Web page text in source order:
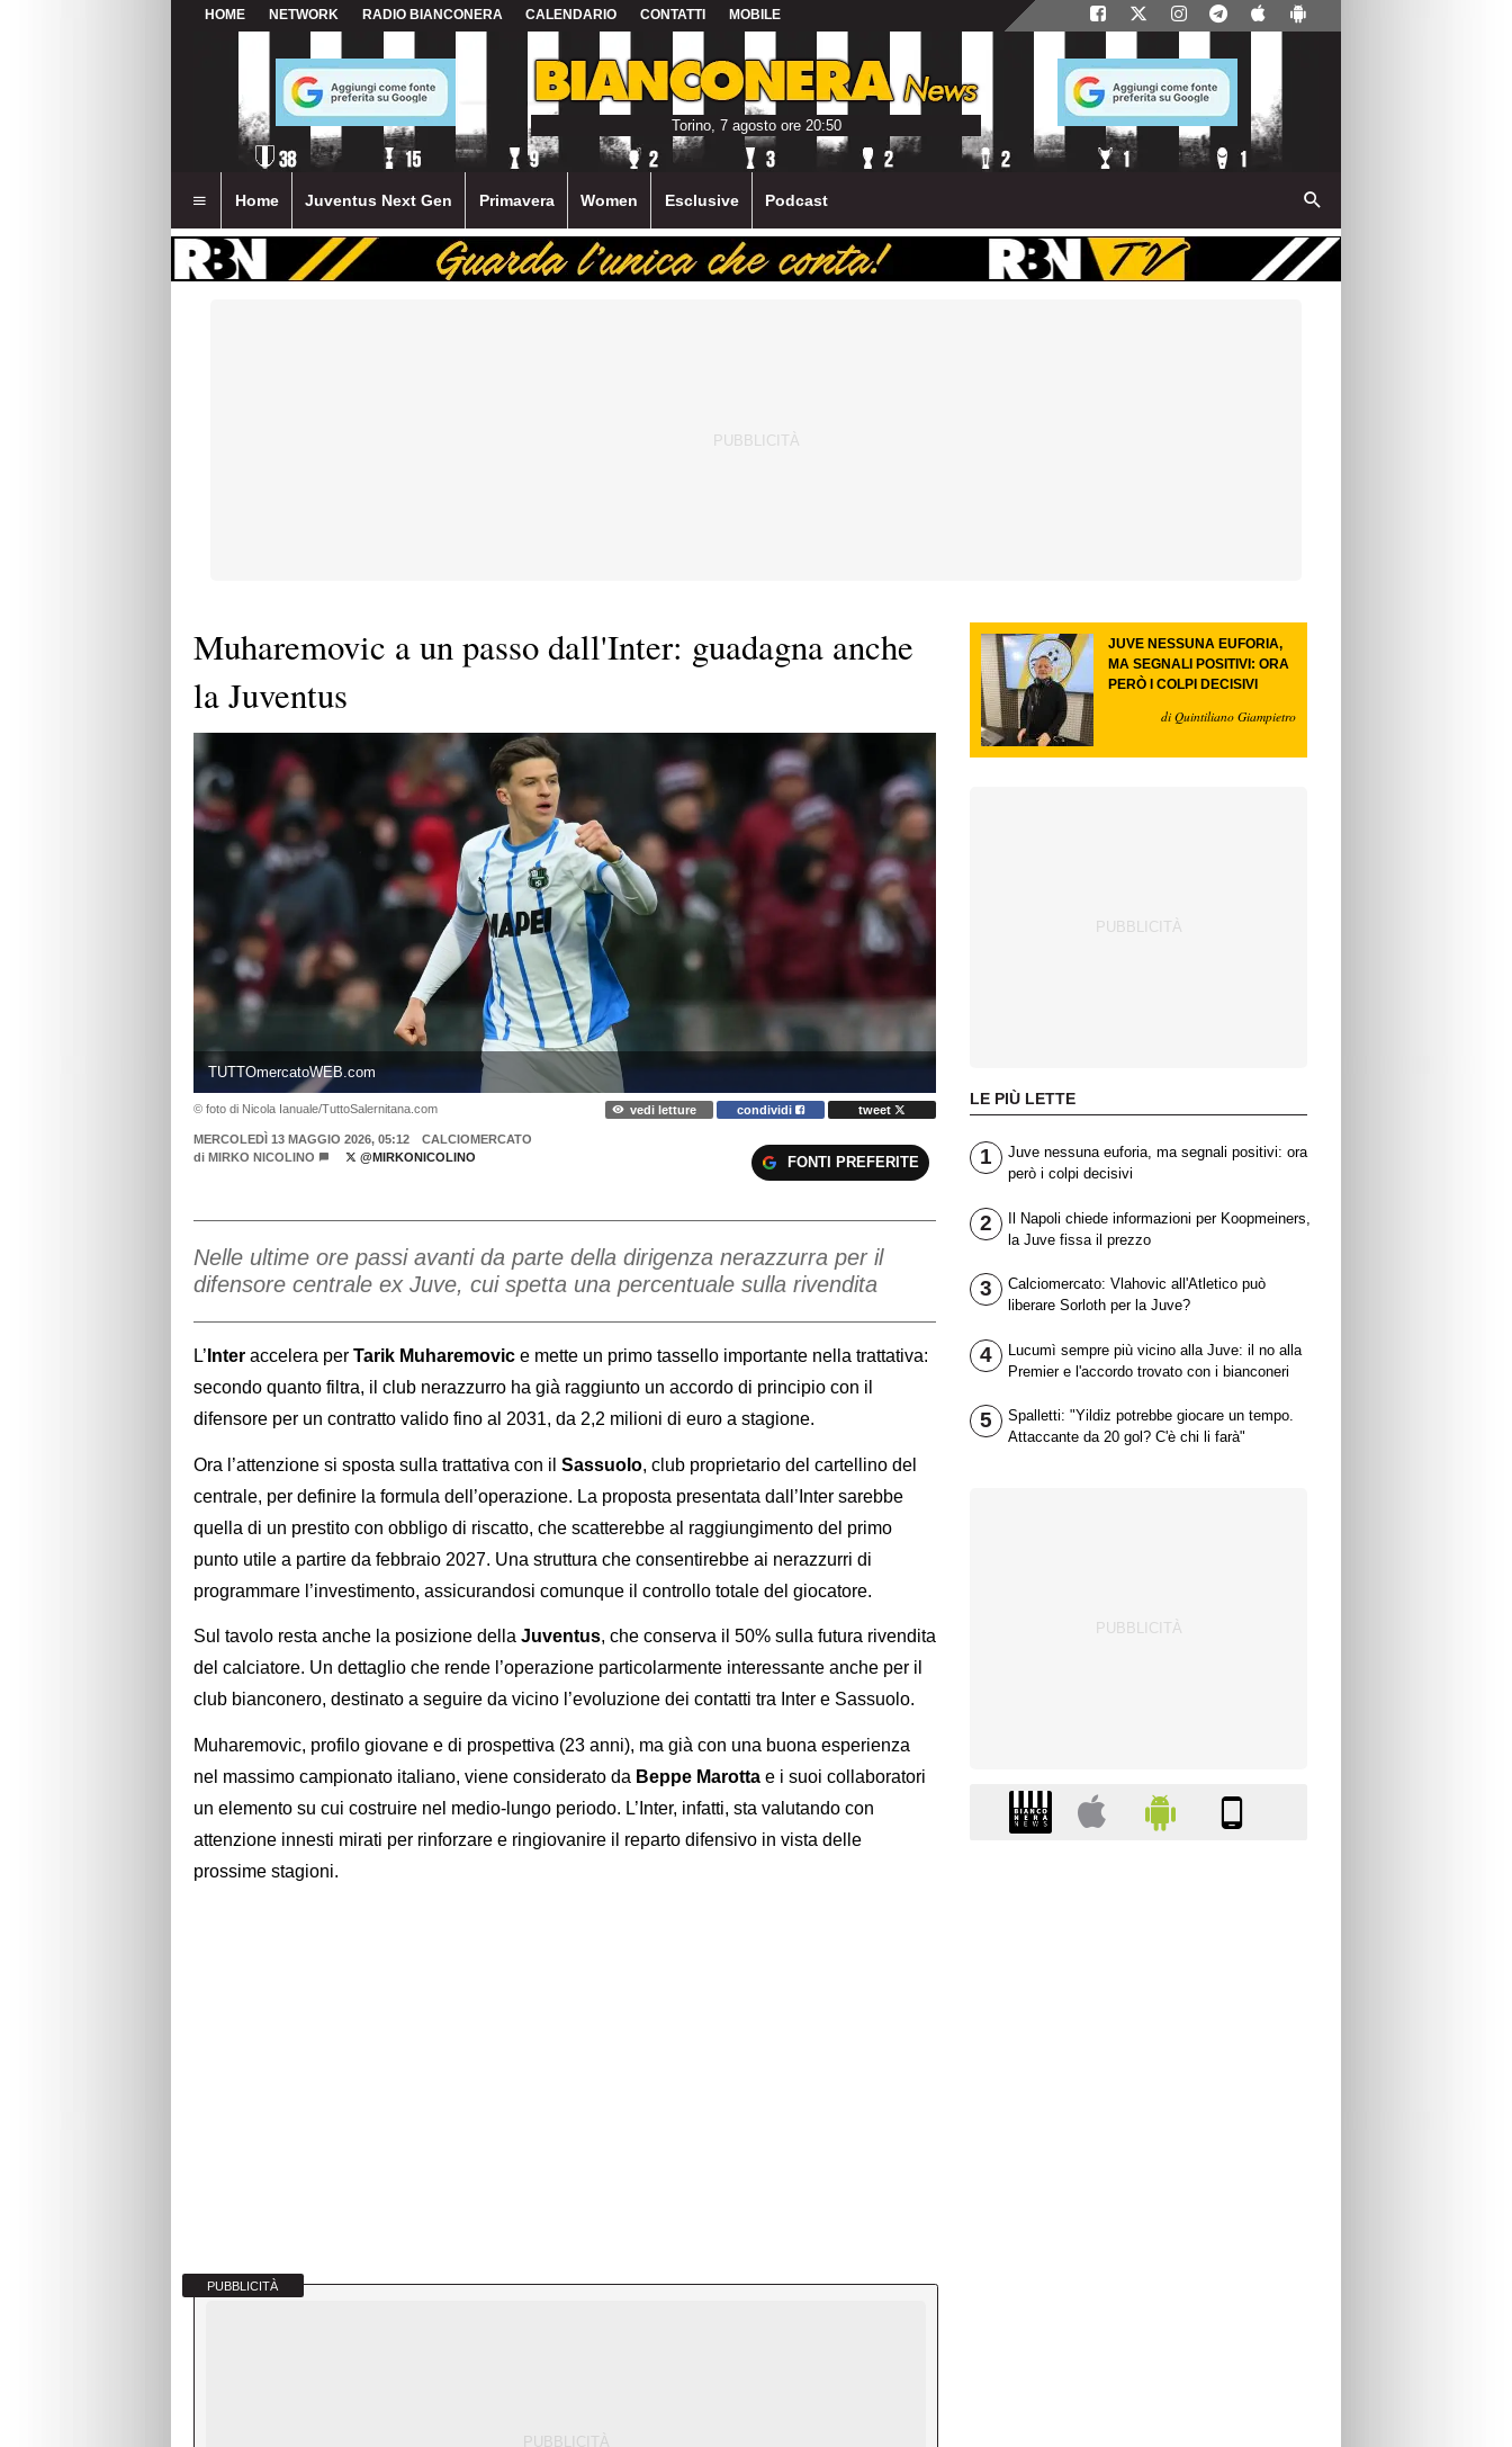
HOME NETWORK RADIO BIANCONERA CALENDARIO CONTATTI MOBILE
Torino, 7 agosto ore 20:50
Home Juventus Next Gen Primavera Women Esclusive Podcast
Muharemovic a un passo dall'Inter: guadagna anche
la Juventus
TUTTOmercatoWEB.com
© foto di Nicola Ianuale/TuttoSalernitana.com vedi letture condividi tweet
MERCOLEDÌ 13 MAGGIO 2026, 05:12
CALCIOMERCATO
di MIRKO NICOLINO @MIRKONICOLINO FONTI PREFERITE
Nelle ultime ore passi avanti da parte della dirigenza nerazzurra per il
difensore centrale ex Juve, cui spetta una percentuale sulla rivendita
L’ Inter accelera per Tarik Muharemovic e mette un primo tassello importante nella trattativa:
secondo quanto filtra, il club nerazzurro ha già raggiunto un accordo di principio con il
difensore per un contratto valido fino al 2031, da 2,2 milioni di euro a stagione.
Ora l’attenzione si sposta sulla trattativa con il Sassuolo, club proprietario del cartellino del
centrale, per definire la formula dell’operazione. La proposta presentata dall’Inter sarebbe
quella di un prestito con obbligo di riscatto, che scatterebbe al raggiungimento del primo
punto utile a partire da febbraio 2027. Una struttura che consentirebbe ai nerazzurri di
programmare l’investimento, assicurandosi comunque il controllo totale del giocatore.
Sul tavolo resta anche la posizione della Juventus, che conserva il 50% sulla futura rivendita
del calciatore. Un dettaglio che rende l’operazione particolarmente interessante anche per il
club bianconero, destinato a seguire da vicino l’evoluzione dei contatti tra Inter e Sassuolo.
Muharemovic, profilo giovane e di prospettiva (23 anni), ma già con una buona esperienza
nel massimo campionato italiano, viene considerato da Beppe Marotta e i suoi collaboratori
un elemento su cui costruire nel medio-lungo periodo. L’Inter, infatti, sta valutando con
attenzione innesti mirati per rinforzare e ringiovanire il reparto difensivo in vista delle
prossime stagioni.
PUBBLICITÀ
JUVE NESSUNA EUFORIA,
MA SEGNALI POSITIVI: ORA
PERÒ I COLPI DECISIVI
di Quintiliano Giampietro
LE PIÙ LETTE
1
Juve nessuna euforia, ma segnali positivi: ora
però i colpi decisivi
2
Il Napoli chiede informazioni per Koopmeiners,
la Juve fissa il prezzo
3
Calciomercato: Vlahovic all'Atletico può
liberare Sorloth per la Juve?
4
Lucumì sempre più vicino alla Juve: il no alla
Premier e l'accordo trovato con i bianconeri
5
Spalletti: "Yildiz potrebbe giocare un tempo.
Attaccante da 20 gol? C'è chi li farà"